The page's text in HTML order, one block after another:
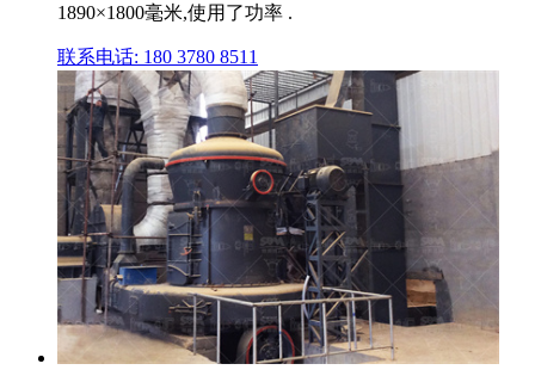
1890×1800毫米,使用了功率 .
联系电话: 180 3780 8511